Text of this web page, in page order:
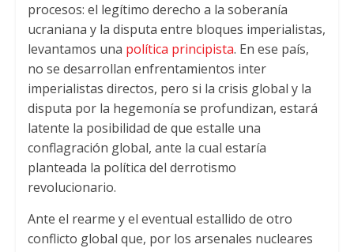
procesos: el legítimo derecho a la soberanía
ucraniana y la disputa entre bloques imperialistas,
levantamos una política principista. En ese país,
no se desarrollan enfrentamientos inter
imperialistas directos, pero si la crisis global y la
disputa por la hegemonía se profundizan, estará
latente la posibilidad de que estalle una
conflagración global, ante la cual estaría
planteada la política del derrotismo
revolucionario.
Ante el rearme y el eventual estallido de otro
conflicto global que, por los arsenales nucleares